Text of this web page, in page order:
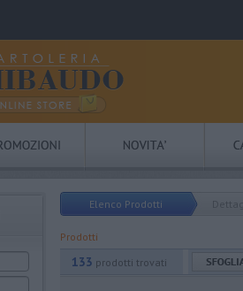
Elenco Prodotti
Prodotti
133 prodotti trovati